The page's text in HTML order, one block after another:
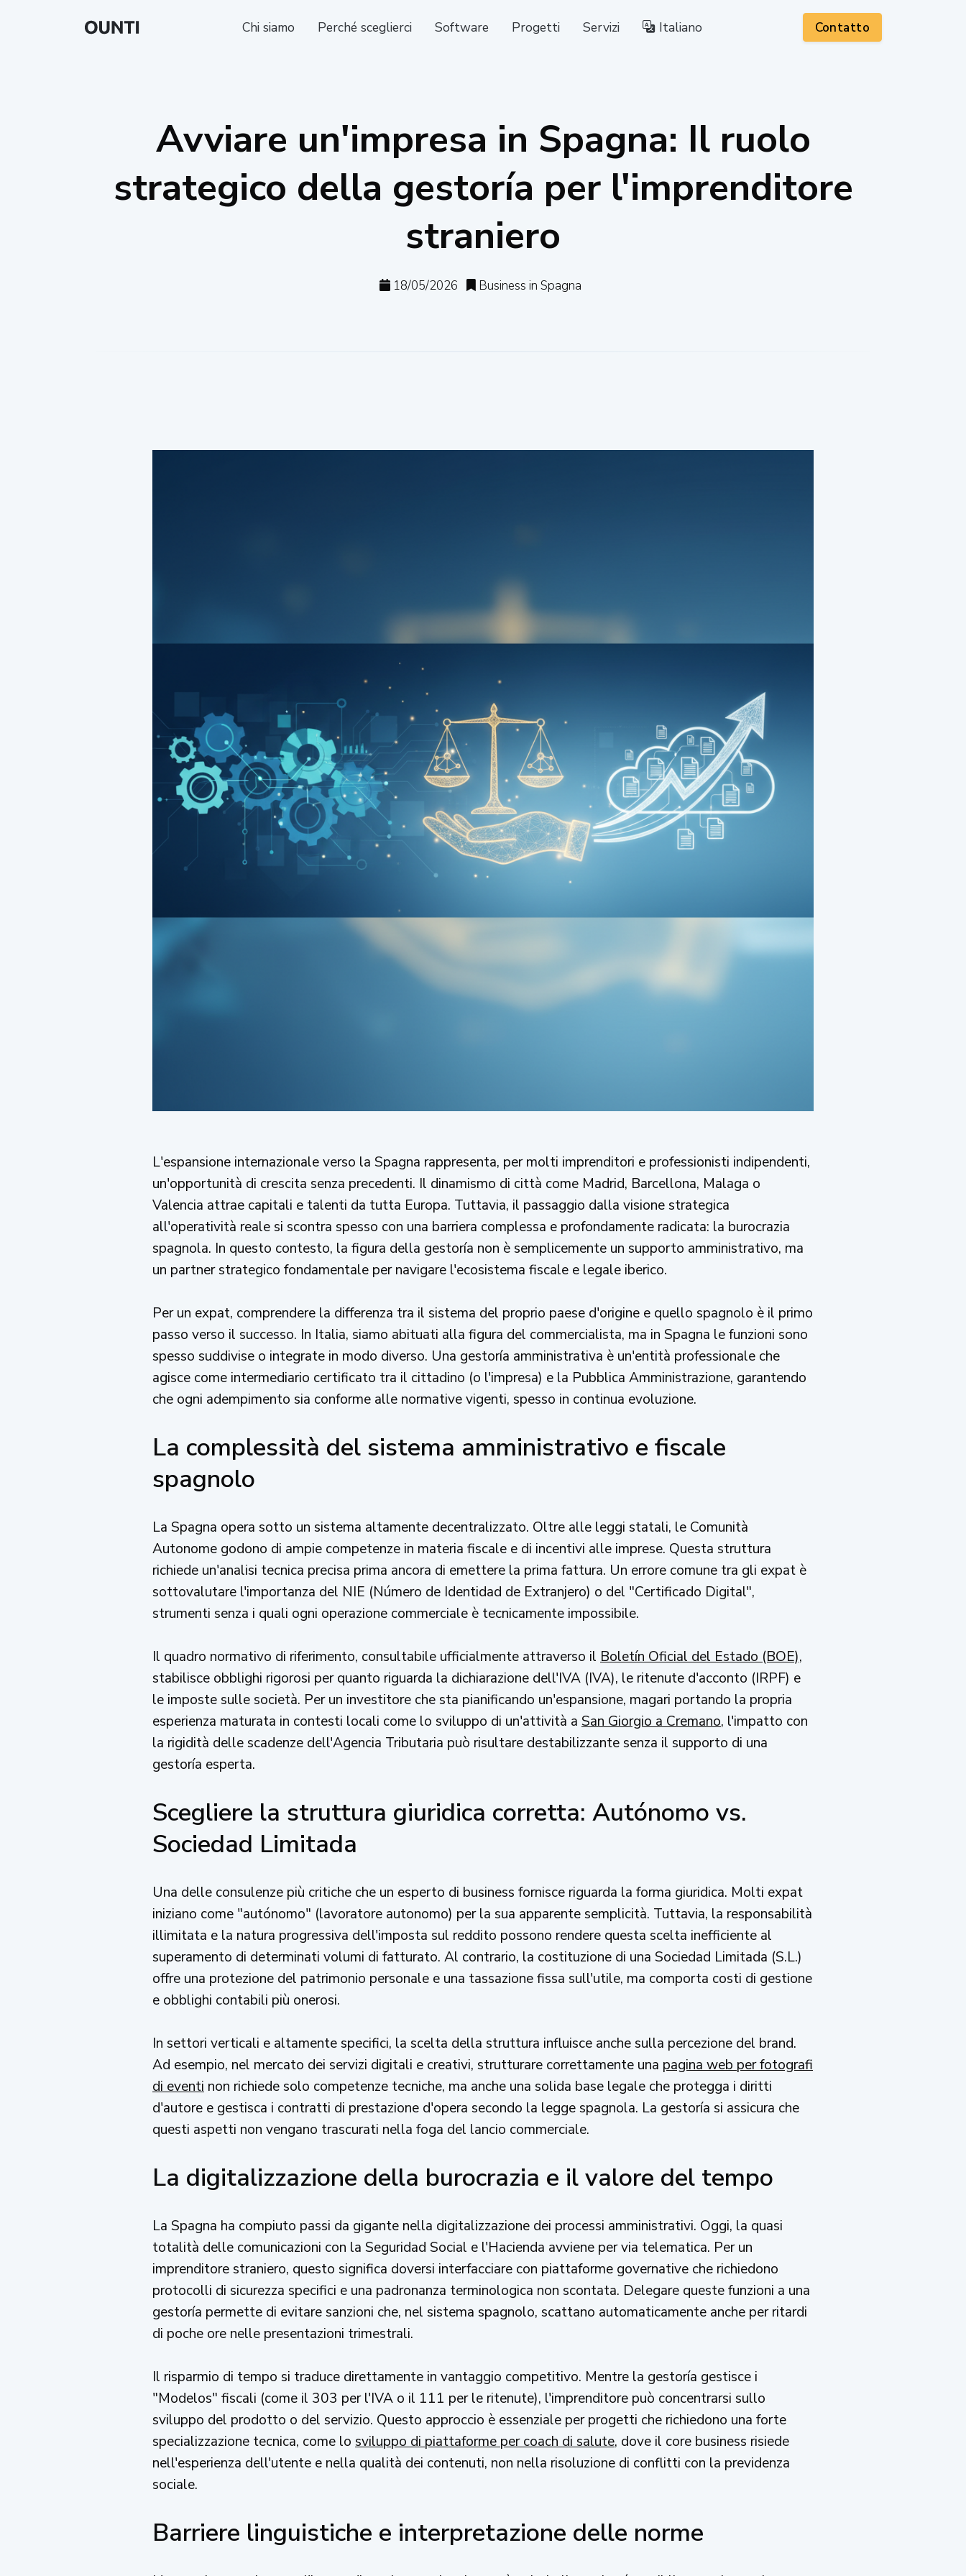
Chi siamo Perché sceglierci Software Progetti Servizi Italiano Contatto
Avviare un'impresa in Spagna: Il ruolo
strategico della gestoría per l'imprenditore
straniero
18/05/2026 Business in Spagna
L'espansione internazionale verso la Spagna rappresenta, per molti imprenditori e professionisti indipendenti,
un'opportunità di crescita senza precedenti. Il dinamismo di città come Madrid, Barcellona, Malaga o
Valencia attrae capitali e talenti da tutta Europa. Tuttavia, il passaggio dalla visione strategica
all'operatività reale si scontra spesso con una barriera complessa e profondamente radicata: la burocrazia
spagnola. In questo contesto, la figura della gestoría non è semplicemente un supporto amministrativo, ma
un partner strategico fondamentale per navigare l'ecosistema fiscale e legale iberico.
Per un expat, comprendere la differenza tra il sistema del proprio paese d'origine e quello spagnolo è il primo
passo verso il successo. In Italia, siamo abituati alla figura del commercialista, ma in Spagna le funzioni sono
spesso suddivise o integrate in modo diverso. Una gestoría amministrativa è un'entità professionale che
agisce come intermediario certificato tra il cittadino (o l'impresa) e la Pubblica Amministrazione, garantendo
che ogni adempimento sia conforme alle normative vigenti, spesso in continua evoluzione.
La complessità del sistema amministrativo e fiscale
spagnolo
La Spagna opera sotto un sistema altamente decentralizzato. Oltre alle leggi statali, le Comunità
Autonome godono di ampie competenze in materia fiscale e di incentivi alle imprese. Questa struttura
richiede un'analisi tecnica precisa prima ancora di emettere la prima fattura. Un errore comune tra gli expat è
sottovalutare l'importanza del NIE (Número de Identidad de Extranjero) o del "Certificado Digital",
strumenti senza i quali ogni operazione commerciale è tecnicamente impossibile.
Il quadro normativo di riferimento, consultabile ufficialmente attraverso il Boletín Oficial del Estado (BOE),
stabilisce obblighi rigorosi per quanto riguarda la dichiarazione dell'IVA (IVA), le ritenute d'acconto (IRPF) e
le imposte sulle società. Per un investitore che sta pianificando un'espansione, magari portando la propria
esperienza maturata in contesti locali come lo sviluppo di un'attività a San Giorgio a Cremano, l'impatto con
la rigidità delle scadenze dell'Agencia Tributaria può risultare destabilizzante senza il supporto di una
gestoría esperta.
Scegliere la struttura giuridica corretta: Autónomo vs.
Sociedad Limitada
Una delle consulenze più critiche che un esperto di business fornisce riguarda la forma giuridica. Molti expat
iniziano come "autónomo" (lavoratore autonomo) per la sua apparente semplicità. Tuttavia, la responsabilità
illimitata e la natura progressiva dell'imposta sul reddito possono rendere questa scelta inefficiente al
superamento di determinati volumi di fatturato. Al contrario, la costituzione di una Sociedad Limitada (S.L.)
offre una protezione del patrimonio personale e una tassazione fissa sull'utile, ma comporta costi di gestione
e obblighi contabili più onerosi.
In settori verticali e altamente specifici, la scelta della struttura influisce anche sulla percezione del brand.
Ad esempio, nel mercato dei servizi digitali e creativi, strutturare correttamente una pagina web per fotografi
di eventi non richiede solo competenze tecniche, ma anche una solida base legale che protegga i diritti
d'autore e gestisca i contratti di prestazione d'opera secondo la legge spagnola. La gestoría si assicura che
questi aspetti non vengano trascurati nella foga del lancio commerciale.
La digitalizzazione della burocrazia e il valore del tempo
La Spagna ha compiuto passi da gigante nella digitalizzazione dei processi amministrativi. Oggi, la quasi
totalità delle comunicazioni con la Seguridad Social e l'Hacienda avviene per via telematica. Per un
imprenditore straniero, questo significa doversi interfacciare con piattaforme governative che richiedono
protocolli di sicurezza specifici e una padronanza terminologica non scontata. Delegare queste funzioni a una
gestoría permette di evitare sanzioni che, nel sistema spagnolo, scattano automaticamente anche per ritardi
di poche ore nelle presentazioni trimestrali.
Il risparmio di tempo si traduce direttamente in vantaggio competitivo. Mentre la gestoría gestisce i
"Modelos" fiscali (come il 303 per l'IVA o il 111 per le ritenute), l'imprenditore può concentrarsi sullo
sviluppo del prodotto o del servizio. Questo approccio è essenziale per progetti che richiedono una forte
specializzazione tecnica, come lo sviluppo di piattaforme per coach di salute, dove il core business risiede
nell'esperienza dell'utente e nella qualità dei contenuti, non nella risoluzione di conflitti con la previdenza
sociale.
Barriere linguistiche e interpretazione delle norme